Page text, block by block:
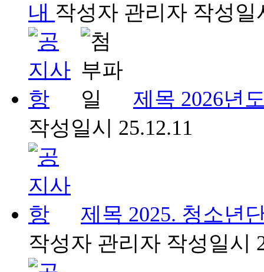
내 작성자 관리자 작성
제목 2026년
작성일시 25.12.11
제목 2025. 청소년
작성자 관리자 작성일시